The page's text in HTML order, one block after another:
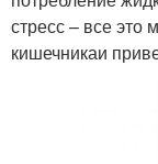
стресс – все это
кишечникаи